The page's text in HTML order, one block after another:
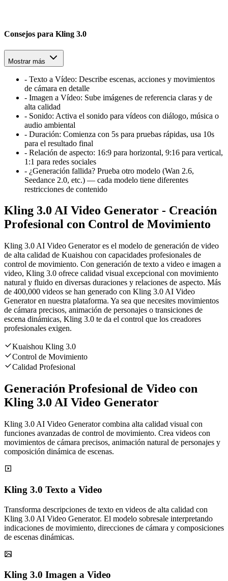
Consejos para Kling 3.0
Mostrar más
- Texto a Vídeo: Describe escenas, acciones y movimientos
de cámara en detalle
- Imagen a Vídeo: Sube imágenes de referencia claras y de
alta calidad
- Sonido: Activa el sonido para vídeos con diálogo, música o
audio ambiental
- Duración: Comienza con 5s para pruebas rápidas, usa 10s
para el resultado final
- Relación de aspecto: 16:9 para horizontal, 9:16 para vertical,
1:1 para redes sociales
- ¿Generación fallida? Prueba otro modelo (Wan 2.6,
Seedance 2.0, etc.) — cada modelo tiene diferentes
restricciones de contenido
Kling 3.0 AI Video Generator - Creación
Profesional con Control de Movimiento
Kling 3.0 AI Video Generator es el modelo de generación de video
de alta calidad de Kuaishou con capacidades profesionales de
control de movimiento. Con generación de texto a video e imagen a
video, Kling 3.0 ofrece calidad visual excepcional con movimiento
natural y fluido en diversas duraciones y relaciones de aspecto. Más
de 400,000 videos se han generado con Kling 3.0 AI Video
Generator en nuestra plataforma. Ya sea que necesites movimientos
de cámara precisos, animación de personajes o transiciones de
escena dinámicas, Kling 3.0 te da el control que los creadores
profesionales exigen.
Kuaishou Kling 3.0
Control de Movimiento
Calidad Profesional
Generación Profesional de Video con
Kling 3.0 AI Video Generator
Kling 3.0 AI Video Generator combina alta calidad visual con
funciones avanzadas de control de movimiento. Crea videos con
movimientos de cámara precisos, animación natural de personajes y
composición dinámica de escenas.
Kling 3.0 Texto a Video
Transforma descripciones de texto en videos de alta calidad con
Kling 3.0 AI Video Generator. El modelo sobresale interpretando
indicaciones de movimiento, direcciones de cámara y composiciones
de escenas dinámicas.
Kling 3.0 Imagen a Video